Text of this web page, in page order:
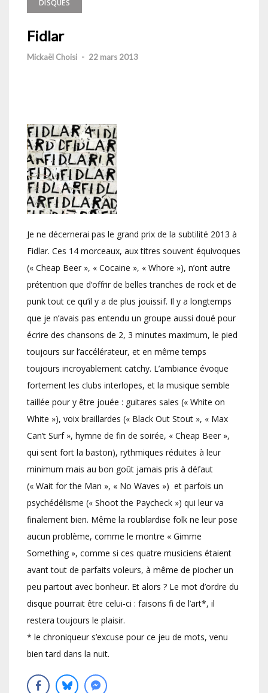
DISQUES
Fidlar
Mickaël Choisi - 22 mars 2013
Je ne décernerai pas le grand prix de la subtilité 2013 à
Fidlar. Ces 14 morceaux, aux titres souvent équivoques
(« Cheap Beer », « Cocaine », « Whore »), n’ont autre
prétention que d’offrir de belles tranches de rock et de
punk tout ce qu’il y a de plus jouissif. Il y a longtemps
que je n’avais pas entendu un groupe aussi doué pour
écrire des chansons de 2, 3 minutes maximum, le pied
toujours sur l’accélérateur, et en même temps
toujours incroyablement catchy. L’ambiance évoque
fortement les clubs interlopes, et la musique semble
taillée pour y être jouée : guitares sales (« White on
White »), voix braillardes (« Black Out Stout », « Max
Can’t Surf », hymne de fin de soirée, « Cheap Beer »,
qui sent fort la baston), rythmiques réduites à leur
minimum mais au bon goût jamais pris à défaut
(« Wait for the Man », « No Waves ») et parfois un
psychédélisme (« Shoot the Paycheck ») qui leur va
finalement bien. Même la roublardise folk ne leur pose
aucun problème, comme le montre « Gimme
Something », comme si ces quatre musiciens étaient
avant tout de parfaits voleurs, à même de piocher un
peu partout avec bonheur. Et alors ? Le mot d’ordre du
disque pourrait être celui-ci : faisons fi de l’art*, il
restera toujours le plaisir.
* le chroniqueur s’excuse pour ce jeu de mots, venu
bien tard dans la nuit.